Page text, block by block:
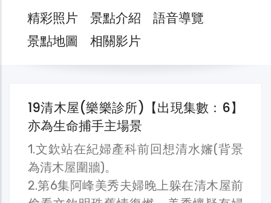
精彩照片 景點介紹
語音導覽
景點地圖
相關影片
19清木屋(樂樂診所)【出現集數：6】
亦為生命捕手主場景
1.文欽站在紀婦產科前回想清水嬸(背景
為清木屋圍牆)。
2.第6集阿峰美秀夫婦晚上躲在清木屋前